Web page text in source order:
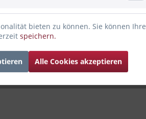
bieten zu können. Sie können Ihre
speichern.
Alle Cookies akzeptieren